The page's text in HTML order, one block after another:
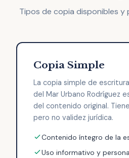
Tipos de copia disponibles
Copia Simple
La copia simple de
del Mar Urbano Rodríguez
del contenido original.
pero no validez jurídica.
Contenido íntegro de la
Uso informativo y